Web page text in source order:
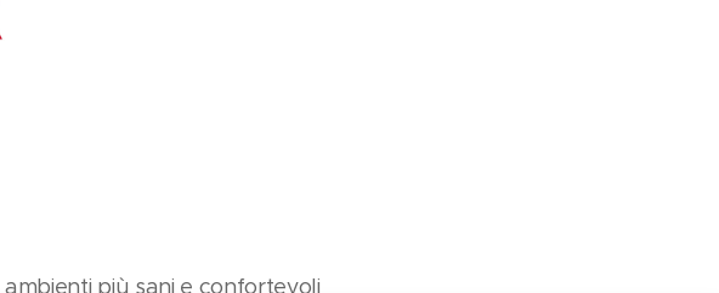
più sani e confortevoli